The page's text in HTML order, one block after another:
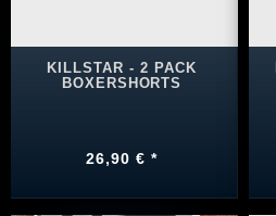
KILLSTAR - 2 PACK
BOXERSHORTS
26,90 € *